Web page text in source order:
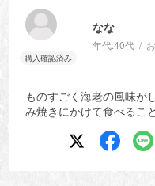
なな
年代:40代
ものすごく海老の風味が
み焼きにかけて食べるこ